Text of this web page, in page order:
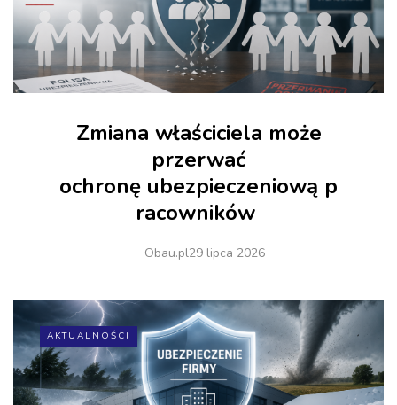
Zmiana właściciela może
przerwać
ochronę ubezpieczeniową p
racowników
Obau.pl29 lipca 2026
AKTUALNOŚCI